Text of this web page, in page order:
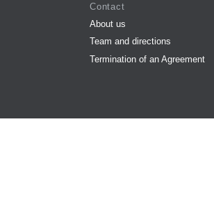
Contact
About us
Team and directions
Termination of an Agreement